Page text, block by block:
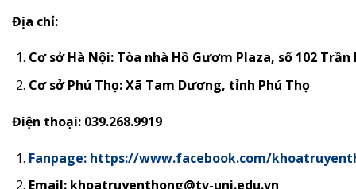
Địa chỉ:
Cơ sở Hà Nội: Tòa nhà Hồ Gươm Plaza, số 102
Cơ sở Phú Thọ:Xã Tam Dương, tỉnh Phú Thọ
Điện thoại: 039.268.9919
Fanpage: https://www.facebook.com/
Email: khoatruyenthong@tv-uni.edu.vn